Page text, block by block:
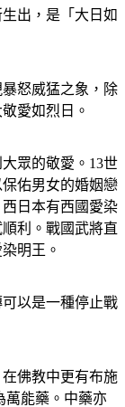
出，是「大日如
怒威猛之象，除
愛如烈日。
眾的敬愛。13世
佑男女的婚姻戀
日本有西國愛染
利。戰國武將直
明王。
以是一種停止戰
佛教中更有布施
萬能藥。中藥亦